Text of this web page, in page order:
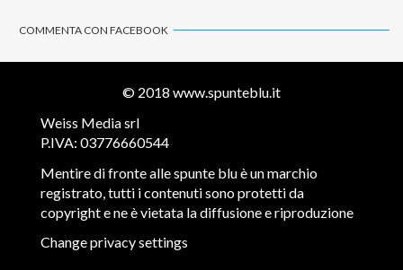
COMMENTA CON FACEBOOK
© 2018 www.spunteblu.it
Weiss Media srl
P.IVA: 03776660544
Mentire di fronte alle spunte blu è un marchio
registrato, tutti i contenuti sono protetti da
copyright e ne è vietata la diffusione e riproduzione
Change privacy settings